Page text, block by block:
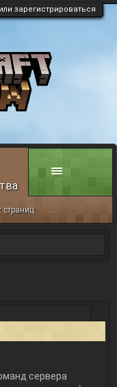
зарегистрироваться
сервера
страниц ...